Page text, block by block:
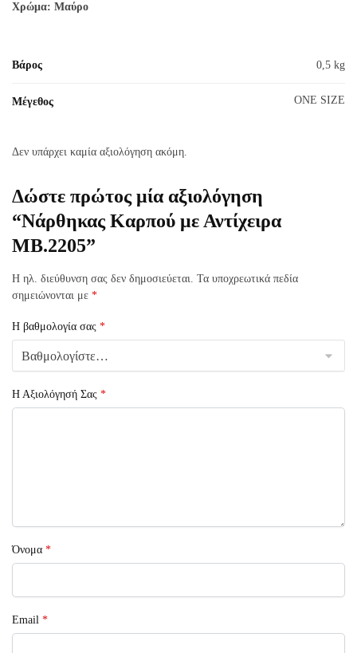
Χρώμα: Μαύρο
Βάρος 0,5 kg
Μέγεθος ONE SIZE
Δεν υπάρχει καμία αξιολόγηση ακόμη.
Δώστε πρώτος μία αξιολόγηση
“Νάρθηκας Καρπού με Αντίχειρα
MB.2205”
Η ηλ. διεύθυνση σας δεν δημοσιεύεται. Τα υποχρεωτικά πεδία
σημειώνονται με *
Η βαθμολογία σας *
Η Αξιολόγησή Σας *
Όνομα *
Email *